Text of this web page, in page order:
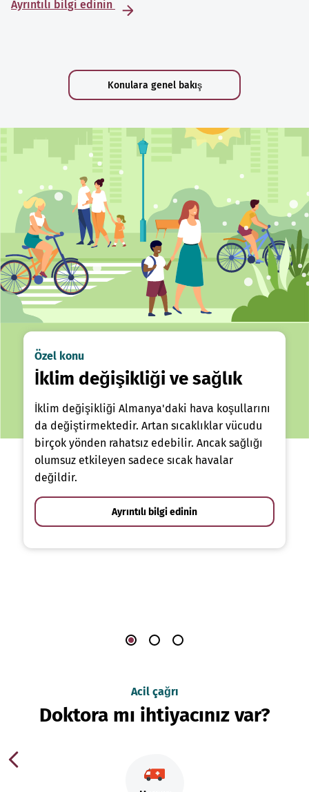
Ayrıntılı bilgi edinin
Konulara genel bakış
Özel konu
İklim değişikliği ve sağlık
İklim değişikliği Almanya'daki hava koşullarını
da değiştirmektedir. Artan sıcaklıklar vücudu
birçok yönden rahatsız edebilir. Ancak sağlığı
olumsuz etkileyen sadece sıcak havalar
değildir.
Ayrıntılı bilgi edinin
Acil çağrı
Doktora mı ihtiyacınız var?